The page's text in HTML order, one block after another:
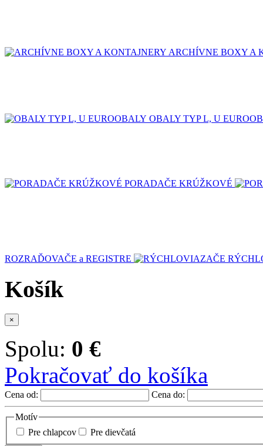
ARCHÍVNE BOXY A
OBALY TYP L, U
PORADAČE KRÚŽKOVÉ
ROZRAĎOVAČE a REGISTRE
Košík
×
Spolu: 0 €
Pokračovať do košíka
Cena od: Cena do:
Motív
Pre chlapcov
Pre dievčatá